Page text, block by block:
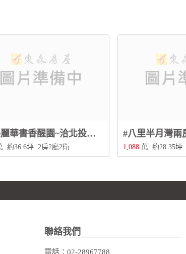
#近美麗華書香醒園~洽北投三合街二段480號0228967788
約36.6坪 2房2廳2衛 1,088 萬 約28.35坪
聯絡我們
電話：02-28967788